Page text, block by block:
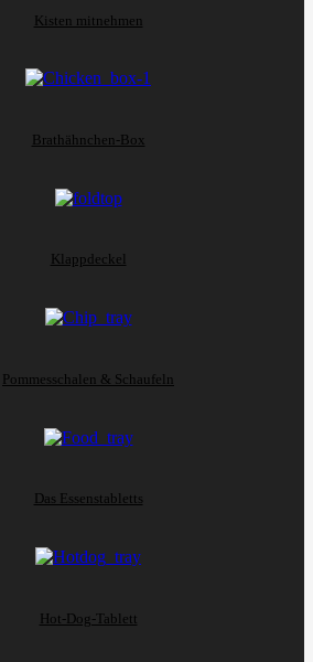
Kisten mitnehmen
Brathähnchen-Box
Klappdeckel
Pommesschalen & Schaufeln
Das Essenstabletts
Hot-Dog-Tablett